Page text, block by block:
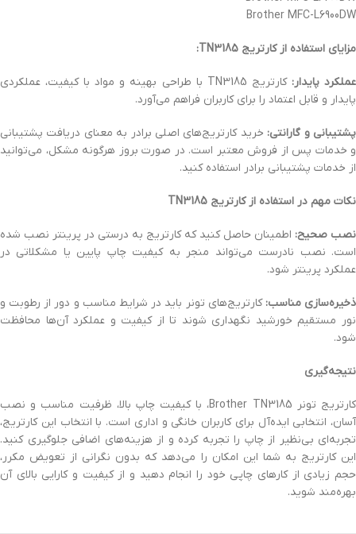
Brother MFC-L6900DW
مزایای استفاده از کارتریج TN3185:
عملکرد پایدار:
کارتریج TN3185 با طراحی بهینه و مواد با کیفیت، عملکردی
پایدار و قابل اعتماد را برای کاربران فراهم می‌آورد.
پشتیبانی و گارانتی: خرید کارتریج‌های اصلی برادر به معنای دریافت پشتیبانی
و خدمات پس از فروش معتبر است. در صورت بروز هرگونه مشکل، می‌توانید
از خدمات پشتیبانی برادر استفاده کنید.
نکات مهم در استفاده از کارتریج TN3185
نصب صحیح: اطمینان حاصل کنید که کارتریج به درستی در پرینتر نصب شده
است. نصب نادرست می‌تواند منجر به کیفیت چاپ پایین یا مشکلاتی در
عملکرد پرینتر شود.
ذخیره‌سازی مناسب: کارتریج‌های تونر باید در شرایط مناسب و دور از رطوبت و
نور مستقیم خورشید نگهداری شوند تا از کیفیت و عملکرد آن‌ها محافظت
شود.
نتیجه‌گیری
کارتریج تونر Brother TN3185، با کیفیت چاپ بالا، ظرفیت مناسب و نصب
آسان، انتخابی ایده‌آل برای کاربران خانگی و اداری است. با انتخاب این کارتریج،
تجربه‌ای بی‌نظیر از چاپ را تجربه کرده و از هزینه‌های اضافی جلوگیری کنید.
این کارتریج به شما این امکان را می‌دهد که بدون نگرانی از تعویض مکرر،
حجم زیادی از کارهای چاپی خود را انجام دهید و از کیفیت و کارایی بالای آن
بهره‌مند شوید.